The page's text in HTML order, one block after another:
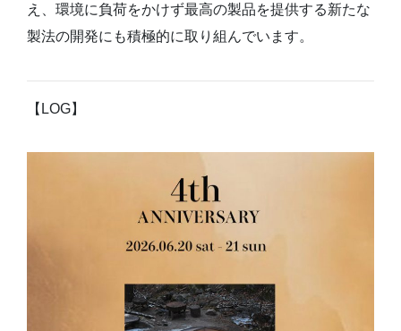
え、環境に負荷をかけず最高の製品を提供する新たな
製法の開発にも積極的に取り組んでいます。
【LOG】